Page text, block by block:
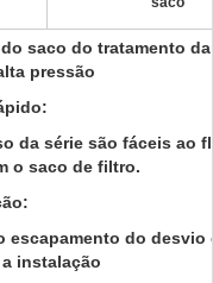
saco do tratamento da
pressão
da série são fáceis ao
o saco de filtro.
escapamento do desvio
instalação